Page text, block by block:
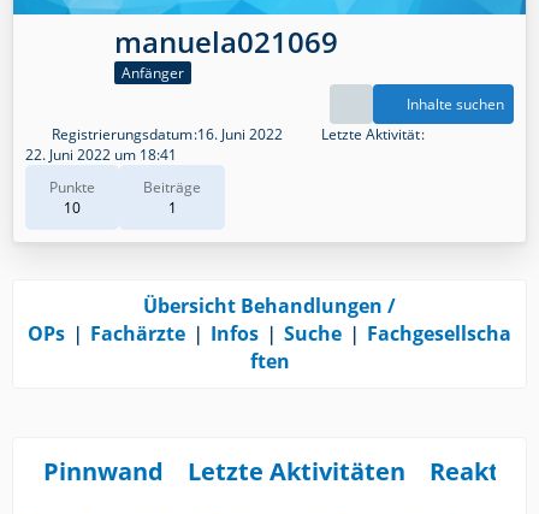
manuela021069
Anfänger
Punkte
10
Beiträge
1
Inhalte suchen
Registrierungsdatum 16. Juni 2022
Letzte Aktivität
22. Juni 2022 um 18:41
Übersicht Behandlungen /
OPs ❘ Fachärzte ❘ Infos ❘ Suche ❘ Fachgesellscha
ften
Pinnwand Letzte Aktivitäten